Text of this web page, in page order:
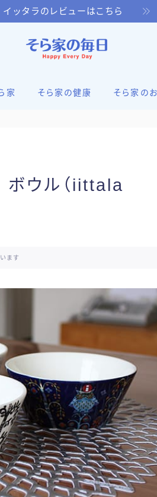
イッタラのレビューはこちら
家 そら家の健康 そら家の
ボウル（iittala
ます